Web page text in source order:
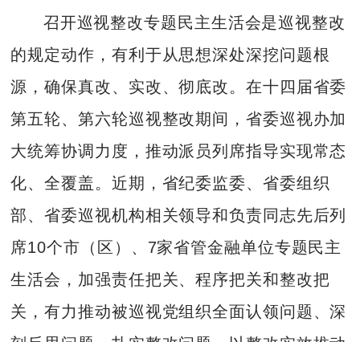
召开巡视整改专题民主生活会是巡视整改
的规定动作，有利于从思想深处深挖问题根
源，确保真改、实改、彻底改。在十四届省委
第五轮、第六轮巡视整改期间，省委巡视办加
大统筹协调力度，推动派员列席指导实现常态
化、全覆盖。近期，省纪委监委、省委组织
部、省委巡视机构相关领导和负责同志先后列
席10个市（区）、7家省管金融单位专题民主
生活会，加强责任把关、程序把关和整改把
关，有力推动被巡视党组织全面认领问题、深